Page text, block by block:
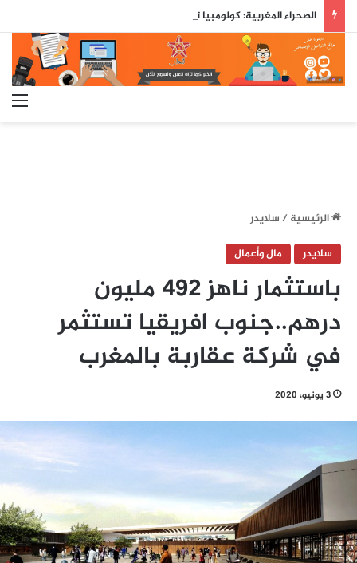
الرئيسية/ سلايدر
سلايدر
مال وأعمال
باستثمار ناهز 492 مليون
درهم..جنوب افريقيا تستثمر
في شركة عقاربة بالمغرب
3 يونيو، 2020